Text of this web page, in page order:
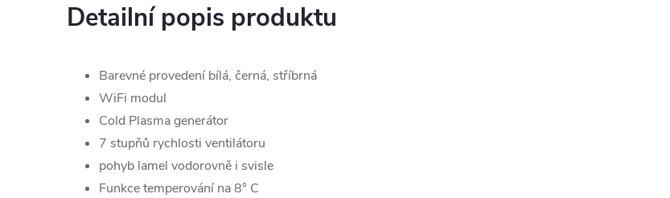
Detailní popis produktu
Barevné provedení bílá, černá, stříbrná
WiFi modul
Cold Plasma generátor
7 stupňů rychlosti ventilátoru
pohyb lamel vodorovně i svisle
Funkce temperování na 8° C